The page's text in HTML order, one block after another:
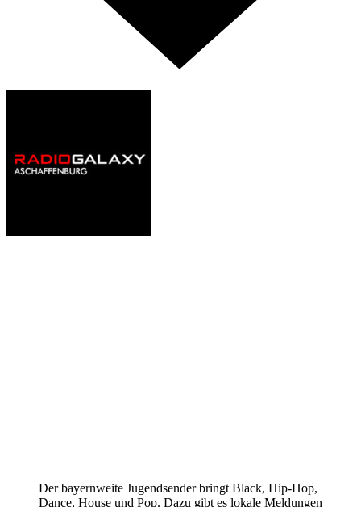
Der bayernweite Jugendsender bringt Black, Hip-Hop,
Dance, House und Pop. Dazu gibt es lokale Meldungen